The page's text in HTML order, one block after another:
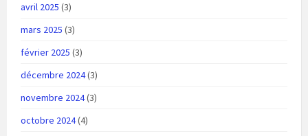
avril 2025 (3)
mars 2025 (3)
février 2025 (3)
décembre 2024(3)
novembre 2024(3)
octobre 2024(4)